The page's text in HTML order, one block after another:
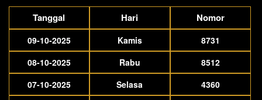
Tanggal Hari Nomor
09-10-2025 Kamis
8731
08-10-2025
Rabu
8512
07-10-2025
Selasa
4360